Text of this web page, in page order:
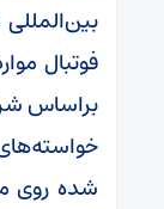
فوتبال
براساس